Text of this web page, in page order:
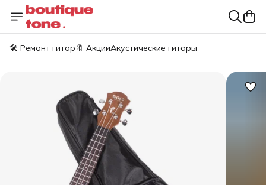
🛠️ Ремонт гитар 🔖 АкцииАкустические гитары